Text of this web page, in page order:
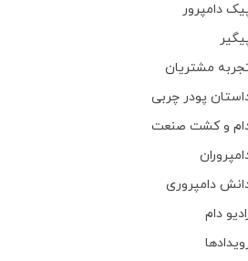
دامپرور
مشتریان
پودر چربی
و کشت صنعت
دامپروری
دام